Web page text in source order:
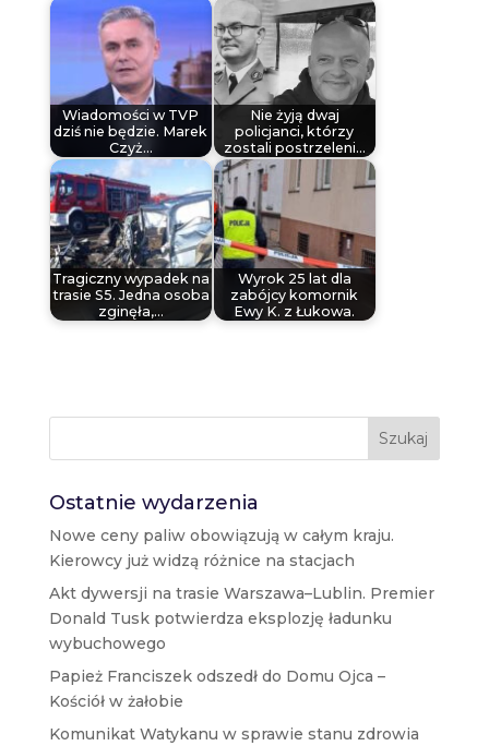
Wiadomości w TVP
dziś nie będzie. Marek
Czyż…
Nie żyją dwaj
policjanci, którzy
zostali postrzeleni…
Tragiczny wypadek na
trasie S5. Jedna osoba
zginęła,…
Wyrok 25 lat dla
zabójcy komornik
Ewy K. z Łukowa.
Szukaj
Ostatnie wydarzenia
Nowe ceny paliw obowiązują w całym kraju.
Kierowcy już widzą różnice na stacjach
Akt dywersji na trasie Warszawa–Lublin. Premier
Donald Tusk potwierdza eksplozję ładunku
wybuchowego
Papież Franciszek odszedł do Domu Ojca –
Kościół w żałobie
Komunikat Watykanu w sprawie stanu zdrowia